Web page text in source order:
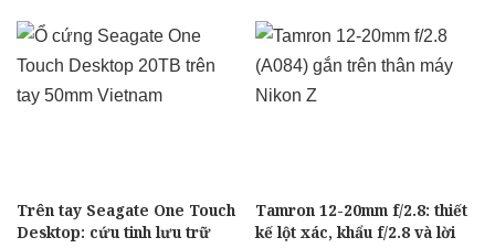
Trên tay Seagate One Touch
Desktop: cứu tinh lưu trữ
Tamron 12-20mm f/2.8: thiết
kế lột xác, khẩu f/2.8 và lời